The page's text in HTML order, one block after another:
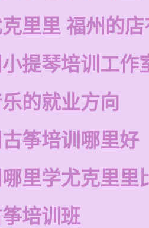
里里 福州的
提琴培训工作
的就业方向
筝培训哪里好
里学尤克里里
培训班